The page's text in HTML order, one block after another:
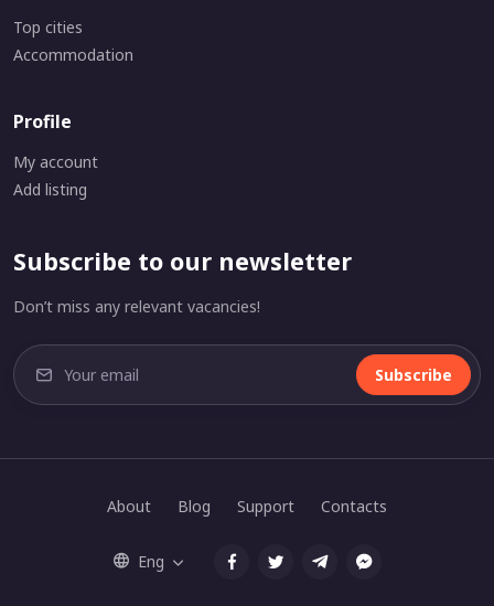
Top cities
Accommodation
Profile
My account
Add listing
Subscribe to our newsletter
Don’t miss any relevant vacancies!
Subscribe
About Blog Support Contacts
Eng